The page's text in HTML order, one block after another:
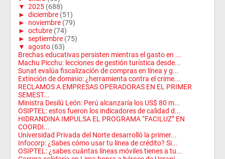
▼ 2025 (688)
► diciembre (51)
► noviembre (79)
► octubre (74)
► septiembre (75)
▼ agosto (63)
Brechas educativas persisten mientras el gasto en ...
Machu Picchu: lecciones de gestión turística desde...
Sunat evalúa fiscalización de compras en línea y g...
Extinción de dominio: ¿herramienta contra el crime...
RECLAMOS A EMPRESAS OPERADORAS EN EL PRIMER
SEMEST...
Ministra Desilú León: Perú alcanzaría los US$ 80 m...
OSIPTEL: estos fueron los indicadores de calidad d...
HIDRANDINA IMPULSA EL PROGRAMA “FACILUZ” EN
COORDI...
Universidad Privada del Norte desarrolló la primer...
Infocorp: ¿Sabes cómo usar tu línea de crédito? Si...
OSIPTEL: ¿sabes cuántas líneas móviles tienes a tu...